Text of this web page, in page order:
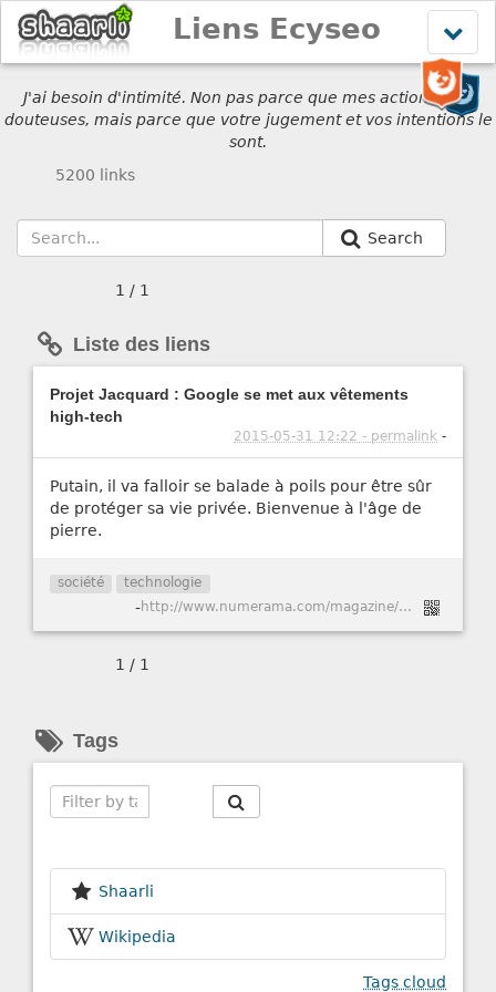
le
menu
Liens Ecyseo
J'ai besoin d'intimité. Non pas parce que mes actions sont
douteuses, mais parce que votre jugement et vos intentions le
sont.
5200 links
Search
1 / 1
Liste des liens
Projet Jacquard : Google se met aux vêtements
high-tech
2015-05-31 12:22 - permalink -
Putain, il va falloir se balade à poils pour être sûr
de protéger sa vie privée. Bienvenue à l'âge de
pierre.
société technologie
- http://www.numerama.com/magazine/33256-projet-jacquard-google-se-met-aux-vetements-high-tech.html
1 / 1
Tags
Shaarli
Wikipedia
Tags cloud